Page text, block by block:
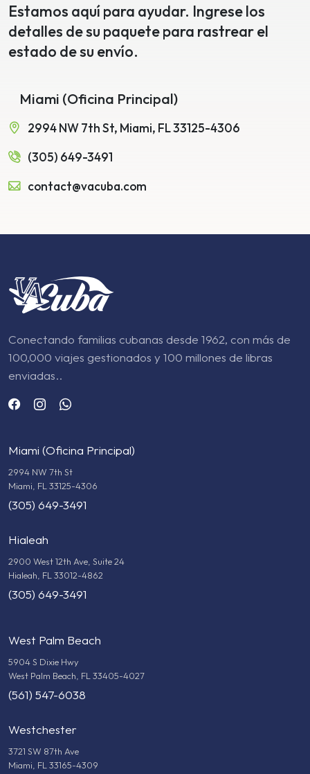
Estamos aquí para ayudar. Ingrese los
detalles de su paquete para rastrear el
estado de su envío.
Miami (Oficina Principal)
2994 NW 7th St, Miami, FL 33125-4306
(305) 649-3491
contact@vacuba.com
Conectando familias cubanas desde 1962, con más de
100,000 viajes gestionados y 100 millones de libras
enviadas..
Miami (Oficina Principal)
2994 NW 7th St
Miami, FL 33125-4306
(305) 649-3491
Hialeah
2900 West 12th Ave, Suite 24
Hialeah, FL 33012-4862
(305) 649-3491
West Palm Beach
5904 S Dixie Hwy
West Palm Beach, FL 33405-4027
(561) 547-6038
Westchester
3721 SW 87th Ave
Miami, FL 33165-4309